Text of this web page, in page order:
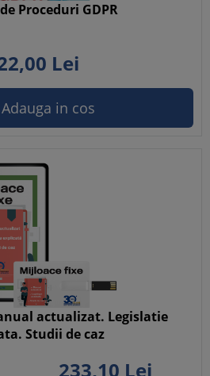
Proceduri GDPR
00 Lei
Adauga in cos
actualizat. Legislatie
Studii de caz
233,10 Lei